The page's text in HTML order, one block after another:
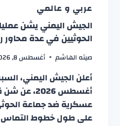
عربي و عالمي
الجيش اليمني يشن
الحوثيين في عدة
صيته الهاشم أغسطس 8, 2026
أغسطس 2026،
عسكرية ضد جماعة
على طول خطوط